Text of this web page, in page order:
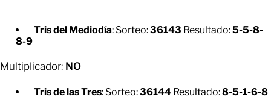
Tris del Mediodía: Sorteo:36143 Resultado:5-5-8-
8-9
Multiplicador: NO
Tris de las Tres: Sorteo:36144 Resultado:8-5-1-6-8